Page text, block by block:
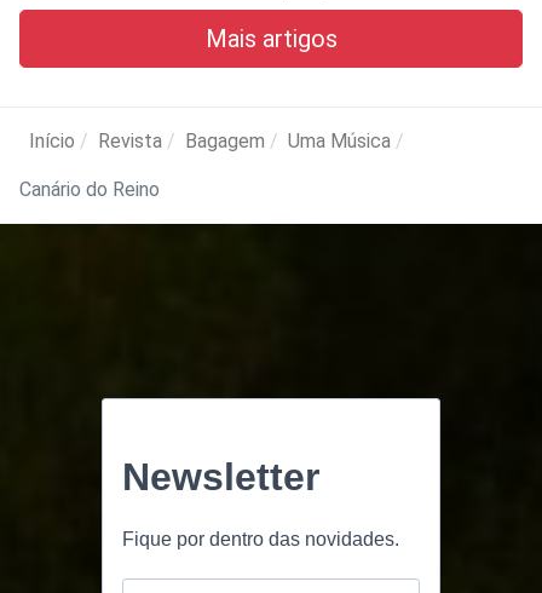
Mais artigos
Início Revista Bagagem Uma Música
Canário do Reino